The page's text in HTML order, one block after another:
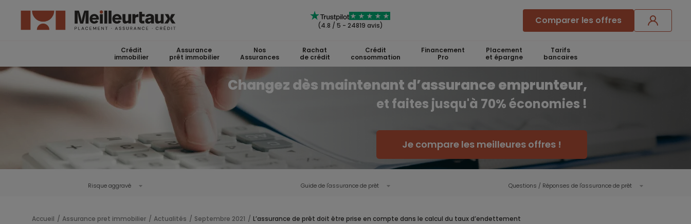
(4.8 / 5 - 24819 avis) Comparer les offres
Crédit
immobilier
Assurance
prêt immobilier
Nos
Assurances
Rachat
de crédit
Crédit
consommation
Financement
Pro
Placement
et épargne
Tarifs
bancaires
Changez dès maintenant d’assurance emprunteur,
et faites jusqu'à 70% économies !
Je compare les meilleures offres !
Risque aggravé Guide de l'assurance de prêt Questions / Réponses de l'assurance de prêt
Accueil Assurance pret immobilier Actualités Septembre 2021 L’assurance de prêt doit être prise en compte dans le calcul du taux d’endettement